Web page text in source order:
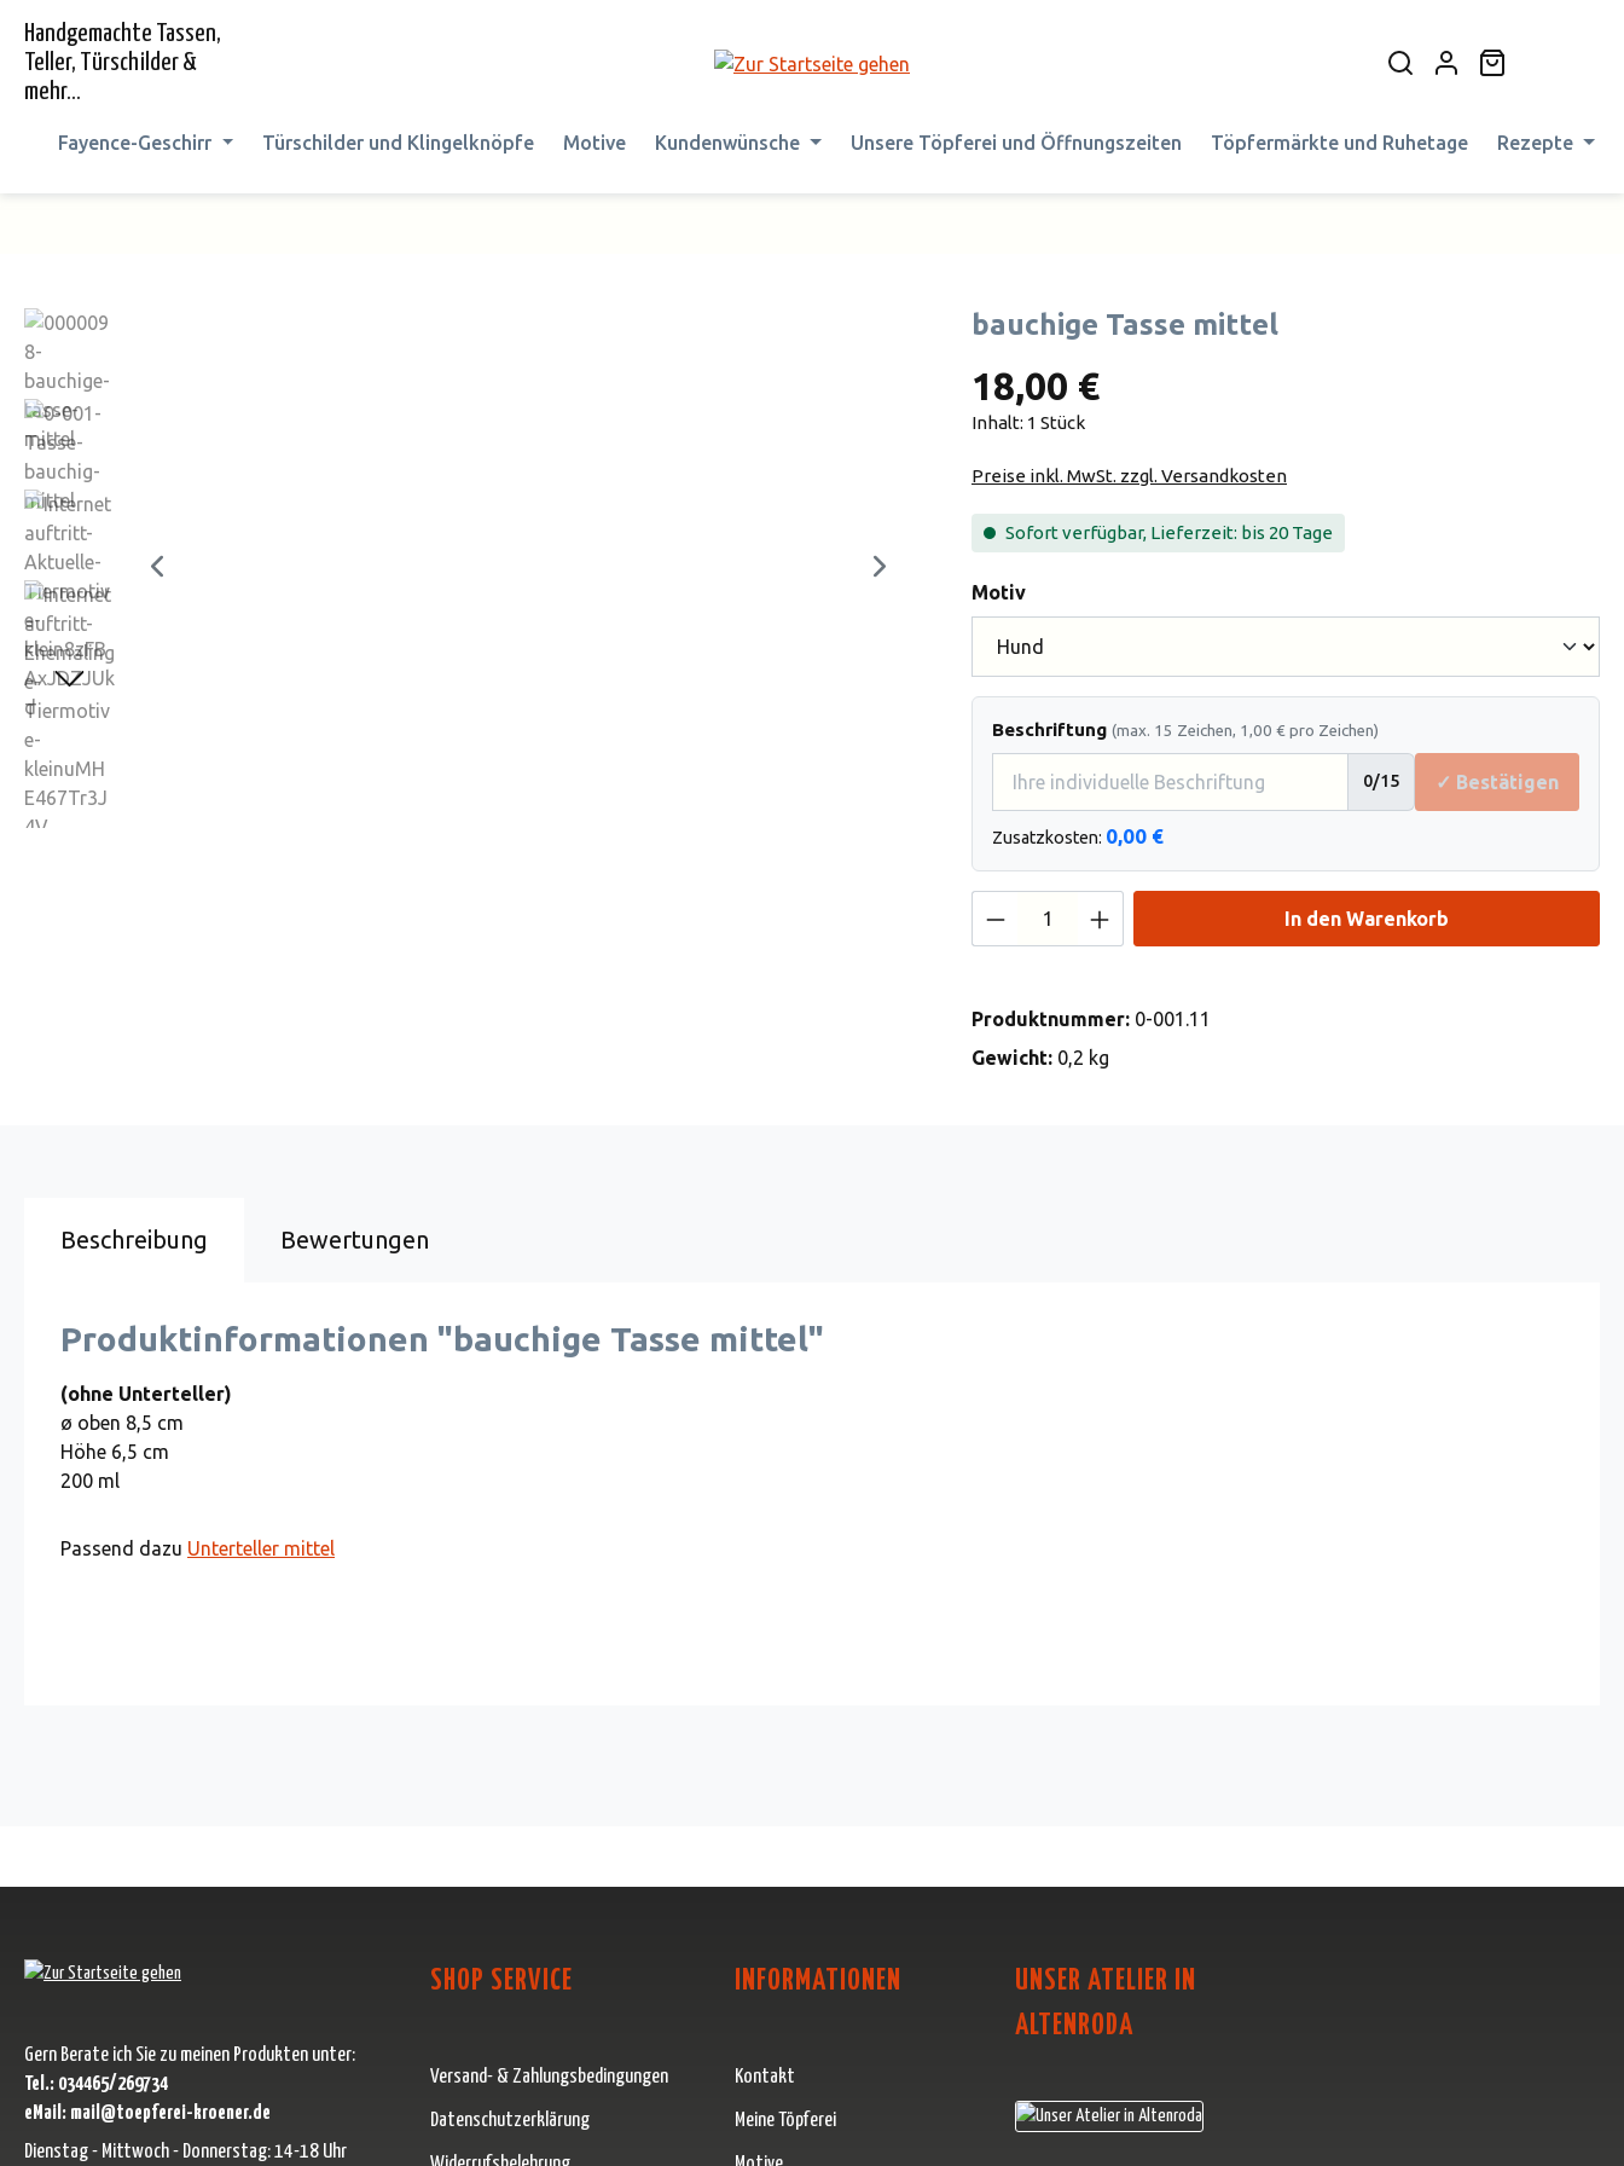
Zur Hauptnavigation springen
Handgemachte Tassen,
Teller, Türschilder &
mehr...
Fayence-Geschirr Türschilder und Klingelknöpfe Motive Kundenwünsche Unsere Töpferei und Öffnungszeiten Töpfermärkte und Ruhetage Rezepte
Bildergalerie überspringen bauchige Tasse mittel
18,00 €
Inhalt: 1 Stück
Preise inkl. MwSt. zzgl. Versandkosten
Sofort verfügbar, Lieferzeit: bis 20 Tage
Motivauswählen
Beschriftung (max. 15 Zeichen, 1,00 € pro Zeichen)
0/15 ✓ Bestätigen
Zusatzkosten: 0,00 €
Produkt Anzahl: Gib den gewünschten Wert
In den Warenkorb
Produktnummer: 0-001.11
Gewicht: 0,2 kg
Beschreibung Bewertungen
Produktinformationen "bauchige Tasse mittel"
(ohne Unterteller)
ø oben 8,5 cm
Höhe 6,5 cm
200 ml
Passend dazu Unterteller mittel
Gern Berate ich Sie zu meinen Produkten unter:
Tel.: 034465/269734
eMail: mail@toepferei-kroener.de
Dienstag - Mittwoch - Donnerstag: 14-18 Uhr
SHOP SERVICE
Versand- & Zahlungsbedingungen
Datenschutzerklärung
INFORMATIONEN
Kontakt
Meine Töpferei
UNSER ATELIER IN
ALTENRODA